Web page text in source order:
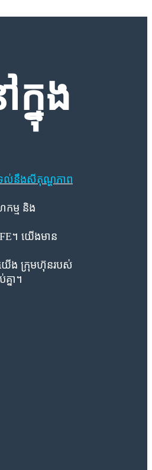
នុង
ល់នឹងសីតុណ្ហភាព
កម្ម និង
។ យើងមាន
យើង ក្រុមហ៊ុនរបស់
នា។